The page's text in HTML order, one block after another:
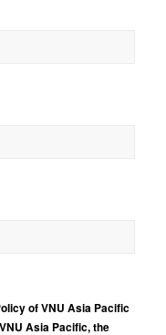
of VNU Asia Pacific
Asia Pacific, the